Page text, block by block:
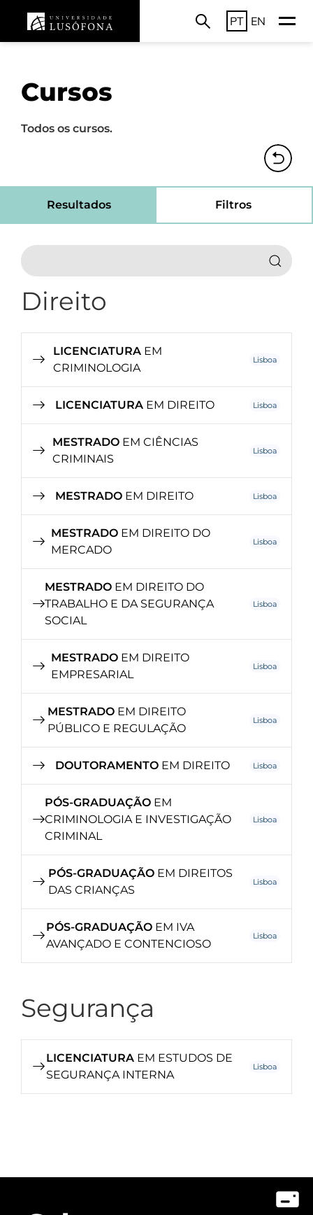
PT EN
Cursos
Todos os cursos.
Resultados Filtros
Direito
LICENCIATURA EM
CRIMINOLOGIA
Lisboa
LICENCIATURA EM DIREITO Lisboa
MESTRADOEM CIÊNCIAS
CRIMINAIS
Lisboa
MESTRADO EM DIREITO Lisboa
MESTRADO EM DIREITO DO
MERCADO
Lisboa
MESTRADO EM DIREITO DO
TRABALHO E DA SEGURANÇA
SOCIAL
Lisboa
MESTRADO EM DIREITO
EMPRESARIAL
Lisboa
MESTRADO EM DIREITO
PÚBLICO E REGULAÇÃO
Lisboa
DOUTORAMENTO EM DIREITO Lisboa
PÓS-GRADUAÇÃO EM
CRIMINOLOGIA E INVESTIGAÇÃO
CRIMINAL
Lisboa
PÓS-GRADUAÇÃOEM DIREITOS
DAS CRIANÇAS
Lisboa
PÓS-GRADUAÇÃO EM IVA
AVANÇADO E CONTENCIOSO
Lisboa
Segurança
LICENCIATURA EM ESTUDOS DE
SEGURANÇA INTERNA
Lisboa